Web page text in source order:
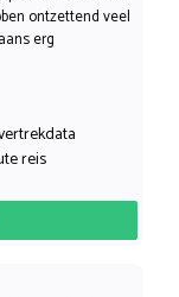
ontzettend veel
erg
reis